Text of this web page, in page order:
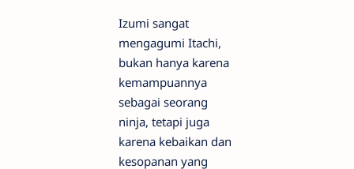
Izumi sangat
mengagumi Itachi,
bukan hanya karena
kemampuannya
sebagai seorang
ninja, tetapi juga
karena kebaikan dan
kesopanan yang